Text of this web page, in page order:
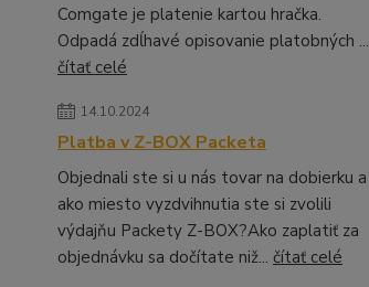
Comgate je platenie kartou hračka.
Odpadá zdĺhavé opisovanie platobných ...
čítať celé
14.10.2024
Platba v Z-BOX Packeta
Objednali ste si u nás tovar na dobierku a
ako miesto vyzdvihnutia ste si zvolili
výdajňu Packety Z-BOX?Ako zaplatiť za
objednávku sa dočítate niž... čítať celé